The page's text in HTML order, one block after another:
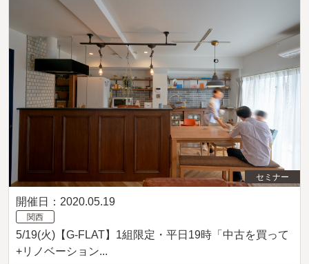
セミナー
開催日：2020.05.19
関西
5/19(火)【G-FLAT】1組限定・平日19時「中古を買って
+リノベーション...